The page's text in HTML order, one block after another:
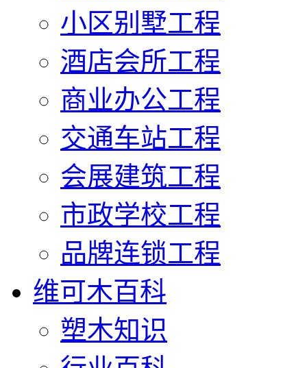
小区别墅工程
酒店会所工程
商业办公工程
交通车站工程
会展建筑工程
市政学校工程
品牌连锁工程
维可木百科
塑木知识